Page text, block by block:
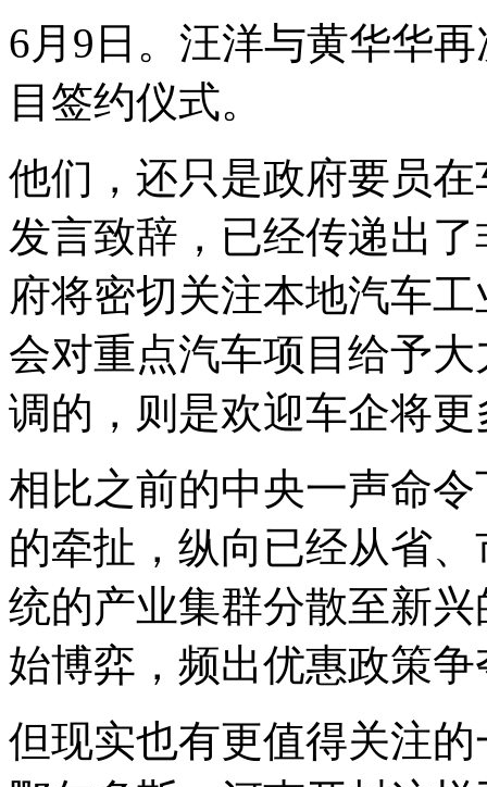
6月9日。汪洋与黄华华
目签约仪式。
他们，还只是政府要员
发言致辞，已经传递出
府将密切关注本地汽车
会对重点汽车项目给予
调的，则是欢迎车企将
相比之前的中央一声命
的牵扯，纵向已经从省
统的产业集群分散至新
始博弈，频出优惠政策
但现实也有更值得关注